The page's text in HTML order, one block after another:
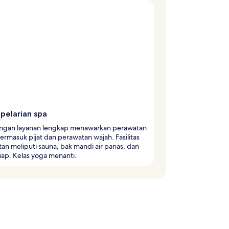
spa
layanan lengkap menawarkan perawatan
pijat dan perawatan wajah. Fasilitas
meliputi sauna, bak mandi air panas, dan
Kelas yoga menanti.